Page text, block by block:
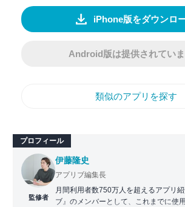
iPhone版をダウンロ
Android版は提供されてい
類似のアプリを探す
プロフィール
監修者
伊藤隆史
アプリブ編集長
月間利用者数750万人を超えるアプリ
ブ』のメンバーとして、これまでに使